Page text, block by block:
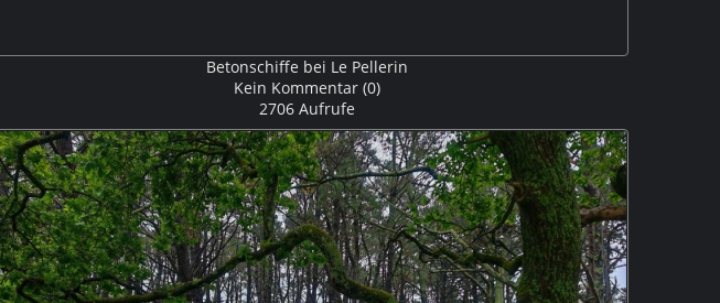
Betonschiffe bei Le Pellerin
Kein Kommentar (0)
2706 Aufrufe
Am Canal de la Martinière, der bei Le Pellerin in die Loire mündet, haben wir diese
gesunkenen Lastenschiffe aus Beton gesehen. M5P